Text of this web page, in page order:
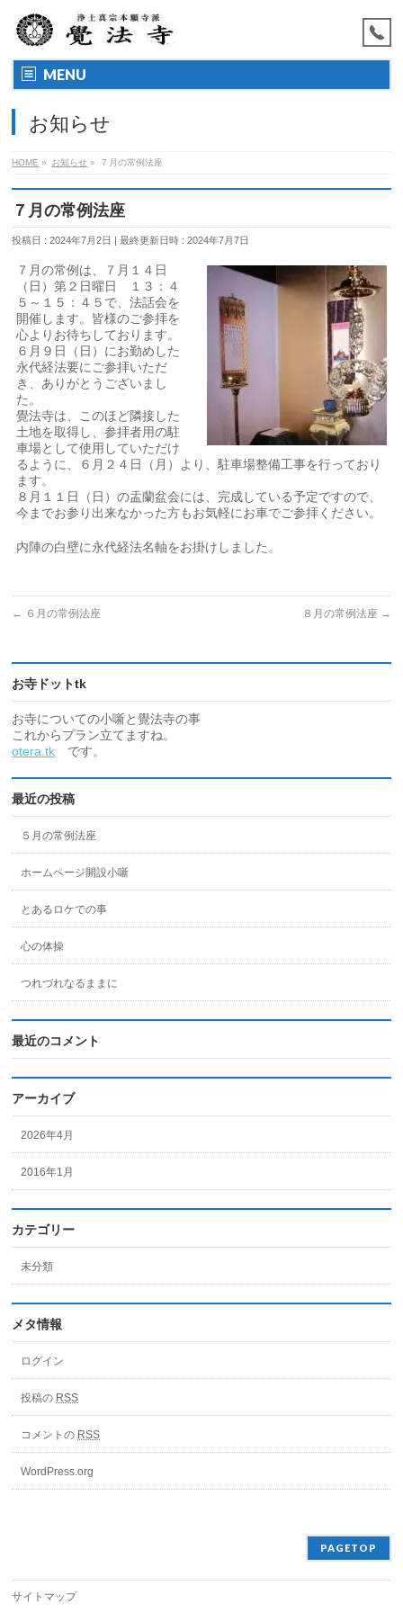
MENU
お知らせ
HOME » お知らせ » ７月の常例法座
７月の常例法座
投稿日 : 2024年7月2日 最終更新日時 : 2024年7月7日
７月の常例は、７月１４日
（日）第２日曜日 １３：４
５～１５：４５で、法話会を
開催します。皆様のご参拝を
心よりお待ちしております。
６月９日（日）にお勤めした
永代経法要にご参拝いただ
き、ありがとうございまし
た。
覺法寺は、このほど隣接した
土地を取得し、参拝者用の駐
車場として使用していただけ
るように、６月２４日（月）より、駐車場整備工事を行っており
ます。
８月１１日（日）の盂蘭盆会には、完成している予定ですので、
今までお参り出来なかった方もお気軽にお車でご参拝ください。
内陣の白壁に永代経法名軸をお掛けしました。
← ６月の常例法座 ８月の常例法座 →
お寺ドットtk
お寺についての小噺と覺法寺の事
これからプラン立てますね。
otera.tk です。
最近の投稿
５月の常例法座
ホームページ開設小噺
とあるロケでの事
心の体操
つれづれなるままに
最近のコメント
アーカイブ
2026年4月
2016年1月
カテゴリー
未分類
メタ情報
ログイン
投稿の RSS
コメントの RSS
WordPress.org
PAGETOP
サイトマップ